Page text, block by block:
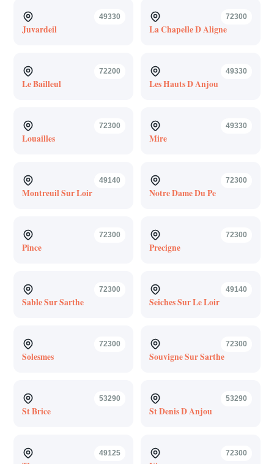
49330
Juvardeil
72300
La Chapelle D Aligne
72200
Le Bailleul
49330
Les Hauts D Anjou
72300
Louailles
49330
Mire
49140
Montreuil Sur Loir
72300
Notre Dame Du Pe
72300
Pince
72300
Precigne
72300
Sable Sur Sarthe
49140
Seiches Sur Le Loir
72300
Solesmes
72300
Souvigne Sur Sarthe
53290
St Brice
53290
St Denis D Anjou
49125 72300